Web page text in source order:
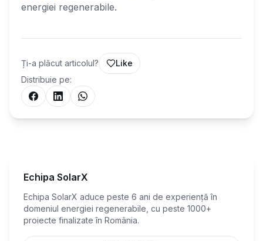
energiei regenerabile.
Ți-a plăcut articolul?
Like
Distribuie pe:
Echipa SolarX
Echipa SolarX aduce peste 6 ani de experiență în
domeniul energiei regenerabile, cu peste 1000+
proiecte finalizate în România.